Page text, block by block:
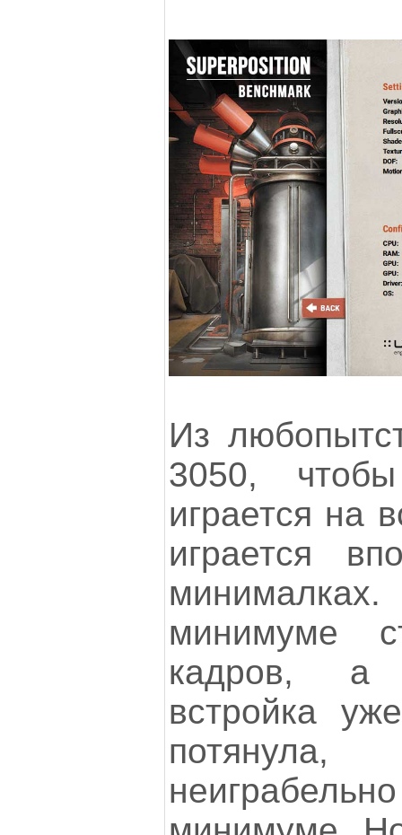
Из
3050,
играется на
играется
минимуме
кадров, а
встройка